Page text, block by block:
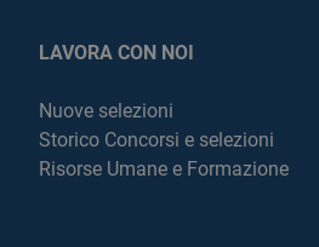
LAVORA CON NOI
Nuove selezioni
Storico Concorsi e selezioni
Risorse Umane e Formazione